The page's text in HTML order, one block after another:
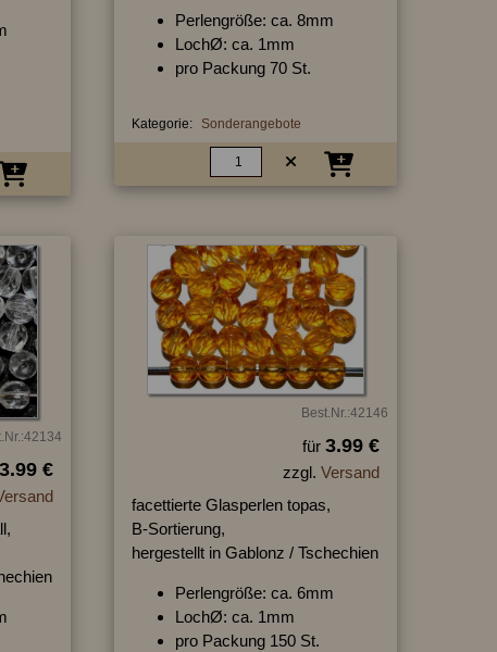
Perlengröße: ca. 8mm
LochØ: ca. 1mm
pro Packung 70 St.
Kategorie: Sonderangebote
3.99 €
Best.Nr.:42146
für 3.99 €
zzgl. Versand
facettierte Glasperlen topas,
B-Sortierung,
hergestellt in Gablonz / Tschechien
Perlengröße: ca. 6mm
LochØ: ca. 1mm
pro Packung 150 St.